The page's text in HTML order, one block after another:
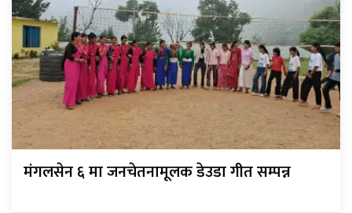
मंगलसेन ६ मा जनचेतनामूलक डेउडा गीत सम्पन्न